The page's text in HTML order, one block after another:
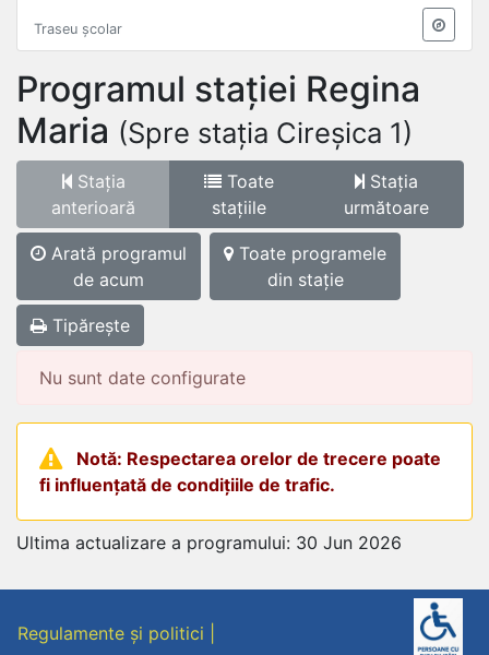
Traseu școlar
Programul stației Regina
Maria (Spre stația Cireșica 1)
Stația
anterioară
Toate
stațiile
Stația
următoare
Arată programul
de acum
Toate programele
din stație
Tipărește
Nu sunt date configurate
Notă: Respectarea orelor de trecere poate
fi influențată de condițiile de trafic.
Ultima actualizare a programului: 30 Jun 2026
Regulamente și politici